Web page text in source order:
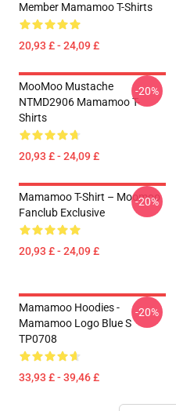
Member Mamamoo T-Shirts
20,93 £ - 24,09 £
MooMoo Mustache
NTMD2906 Mamamoo T-
Shirts
20,93 £ - 24,09 £
-20%
Mamamoo T-Shirt – Moomoo
Fanclub Exclusive
20,93 £ - 24,09 £
-20%
Mamamoo Hoodies -
Mamamoo Logo Blue S
TP0708
33,93 £ - 39,46 £
-20%